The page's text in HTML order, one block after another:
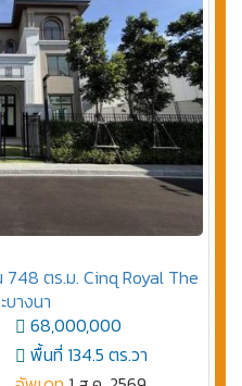
748 ตร.ม. Cinq Royal The
างนา
68,000,000
พื้นที่ 134.5 ตร.วา